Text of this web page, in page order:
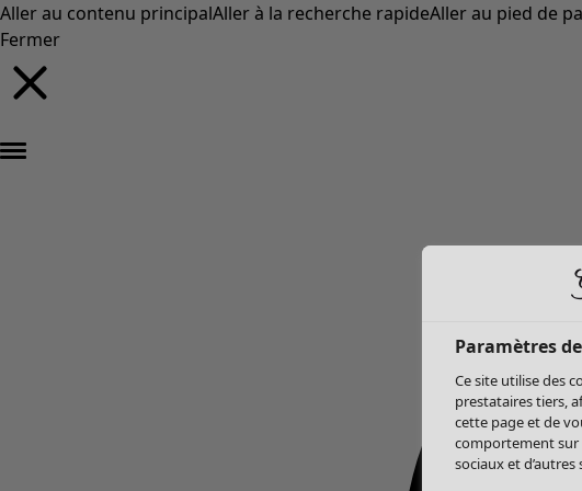
Aller au contenu principalAller à la recherche rapideAller au pied de
Fermer
Paramètres
Ce site utilise des
prestataires tiers,
cette page et de
comportement sur
sociaux et